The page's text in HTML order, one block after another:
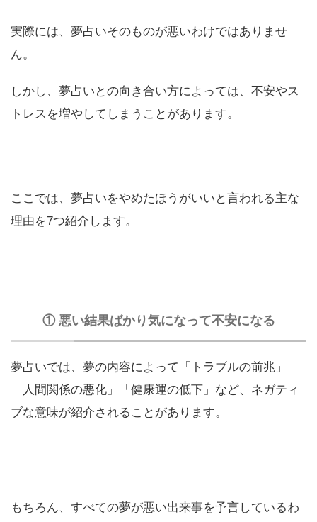
実際には、夢占いそのものが悪いわけではありませ
ん。
しかし、夢占いとの向き合い方によっては、不安やス
トレスを増やしてしまうことがあります。
ここでは、夢占いをやめたほうがいいと言われる主な
理由を7つ紹介します。
① 悪い結果ばかり気になって不安になる
夢占いでは、夢の内容によって「トラブルの前兆」
「人間関係の悪化」「健康運の低下」など、ネガティ
ブな意味が紹介されることがあります。
もちろん、すべての夢が悪い出来事を予言しているわ